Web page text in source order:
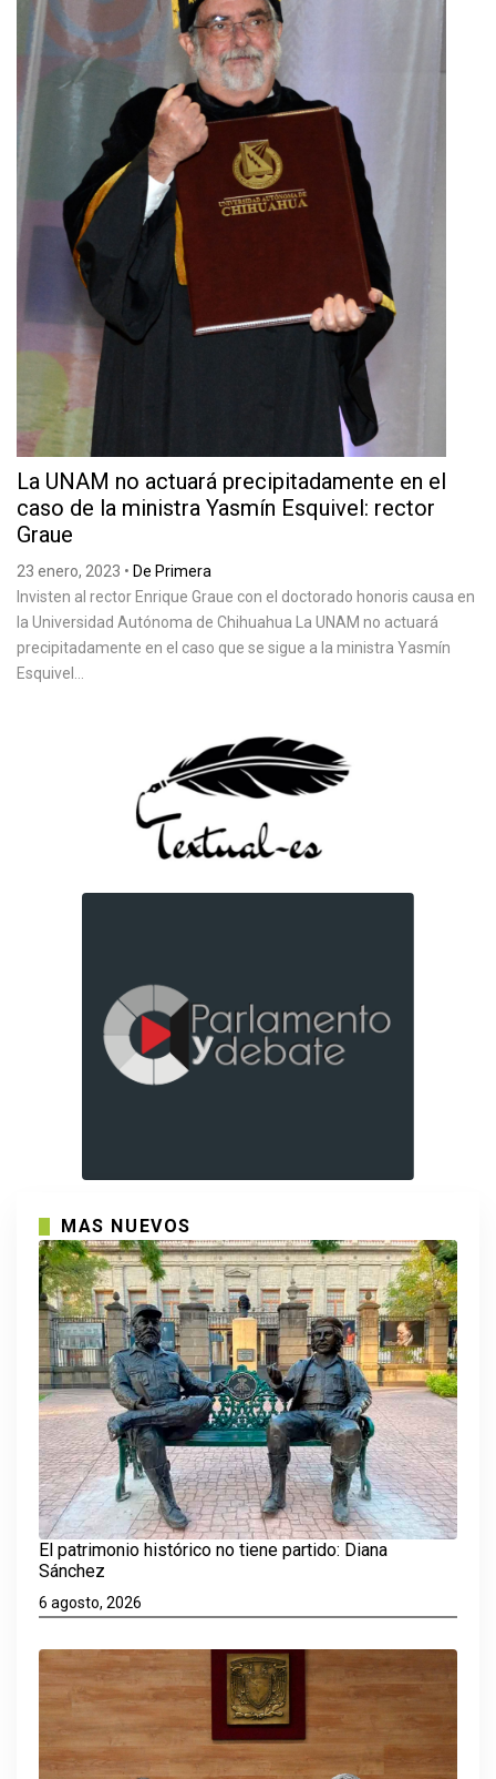
La UNAM no actuará precipitadamente en el
caso de la ministra Yasmín Esquivel: rector
Graue
23 enero, 2023 • De Primera
Invisten al rector Enrique Graue con el doctorado honoris causa en
la Universidad Autónoma de Chihuahua La UNAM no actuará
precipitadamente en el caso que se sigue a la ministra Yasmín
Esquivel...
MAS NUEVOS
El patrimonio histórico no tiene partido: Diana
Sánchez
6 agosto, 2026